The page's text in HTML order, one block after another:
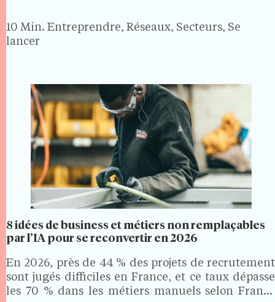
recherchent un accompagnement humain,
personnalisé et discret. Bonne nouvelle pour les
porteurs de projet : ouvrir…
10 Min. Entreprendre, Réseaux, Secteurs, Se
lancer
8 idées de business et métiers non remplaçables
par l’IA pour se reconvertir en 2026
En 2026, près de 44 % des projets de recrutement
sont jugés difficiles en France, et ce taux dépasse
les 70 % dans les métiers manuels selon France